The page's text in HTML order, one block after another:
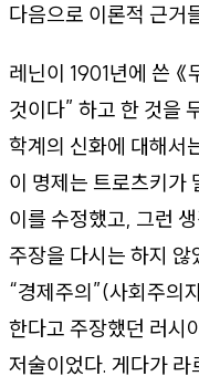
다음으로 이론적 근거
레닌이 1901년에 쓴
것이다” 하고 한 것을
학계의 신화에 대해서
이 명제는 트로츠키가
이를 수정했고, 그런
주장을 다시는 하지 않
“경제주의”(사회주의
한다고 주장했던 러시
저술이었다. 게다가 라